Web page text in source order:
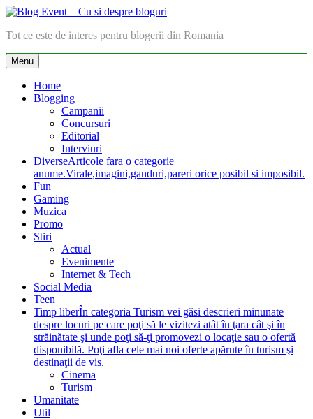
Skip
content
Blog Event – Cu si despre bloguri
Tot ce este de interes pentru blogerii din Romania
Menu
Home
Blogging
Campanii
Concursuri
Editorial
Interviuri
DiverseArticole fara o categorie
anume.Virale,imagini,ganduri,pareri orice posibil si imposibil.
Fun
Gaming
Muzica
Promo
Stiri
Actual
Evenimente
Internet & Tech
Social Media
Teen
Timp liberÎn categoria Turism vei găsi descrieri minunate
despre locuri pe care poţi să le vizitezi atât în ţara cât şi în
străinătate şi unde poţi să-ţi promovezi o locaţie sau o ofertă
disponibilă. Poţi afla cele mai noi oferte apărute în turism şi
destinaţii de vis.
Cinema
Turism
Umanitate
Util